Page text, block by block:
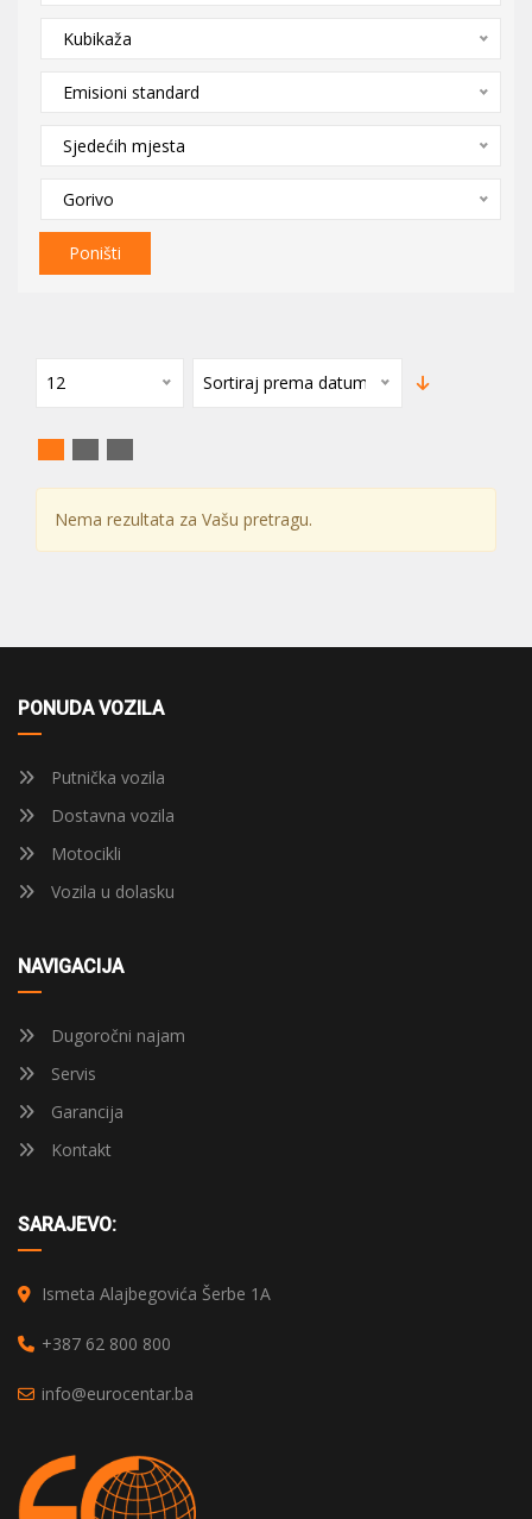
Kubikaža
Emisioni standard
Sjedećih mjesta
Gorivo
Poništi
12 Sortiraj prema datumu
Nema rezultata za Vašu pretragu.
PONUDA VOZILA
Putnička vozila
Dostavna vozila
Motocikli
Vozila u dolasku
NAVIGACIJA
Dugoročni najam
Servis
Garancija
Kontakt
SARAJEVO:
Ismeta Alajbegovića Šerbe 1A
+387 62 800 800
info@eurocentar.ba